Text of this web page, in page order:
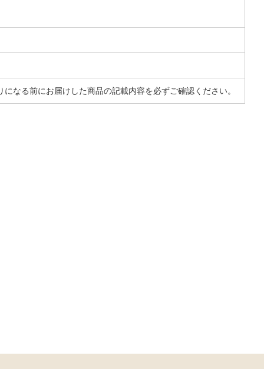
なる前にお届けした商品の記載内容を必ずご確認ください。